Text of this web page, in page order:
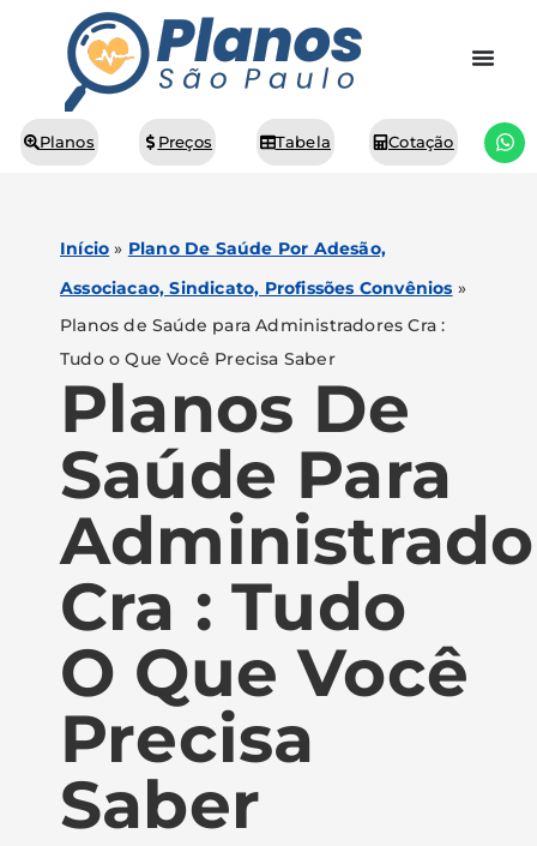
Planos Preços Tabela Cotação
Início » Plano De Saúde Por Adesão,
Associacao, Sindicato, Profissões Convênios »
Planos de Saúde para Administradores Cra :
Tudo o Que Você Precisa Saber
Planos De
Saúde Para
Cra : Tudo
O Que Você
Precisa
Saber